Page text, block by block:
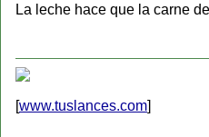
La leche hace que la carne
[www.tuslances.com]